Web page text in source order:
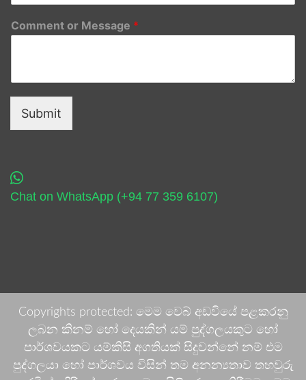
Comment or Message *
Submit
Chat on WhatsApp (+94 77 359 6107)
Copyrights protected: මෙම වෙබ් අඩවියේ පළකරනු
ලබන කිනම් හෝ දෙයකින් යම් පුද්ගලයකුට හෝ
පාර්ශවයකට යම්කිසි අගතියක් සිදුවන්නේ නම් එම
පුද්ගලයා හෝ පාර්ශවය විසින් තම අනන්‍යතාව තහවුරු